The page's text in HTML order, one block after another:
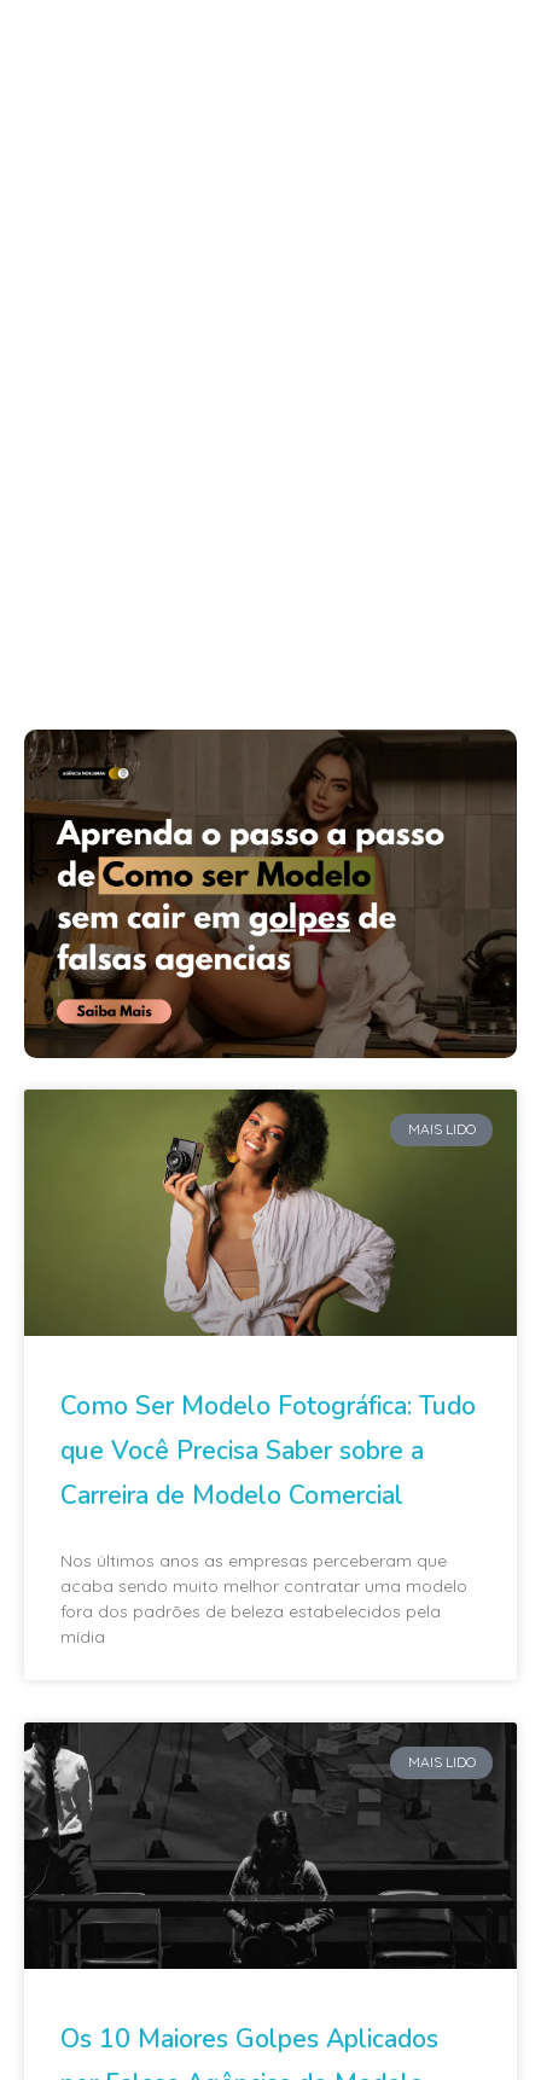
MAIS LIDO
Como Ser Modelo Fotográfica: Tudo
que Você Precisa Saber sobre a
Carreira de Modelo Comercial
Nos últimos anos as empresas perceberam que
acaba sendo muito melhor contratar uma modelo
fora dos padrões de beleza estabelecidos pela
mídia
MAIS LIDO
Os 10 Maiores Golpes Aplicados